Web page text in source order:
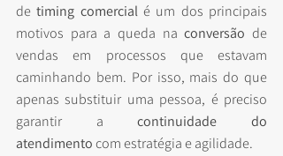
de timing comercial é um dos principais
motivos para a queda na conversão de
vendas em processos que estavam
caminhando bem. Por isso, mais do que
apenas substituir uma pessoa, é preciso
garantir a continuidade do
atendimento com estratégia e agilidade.